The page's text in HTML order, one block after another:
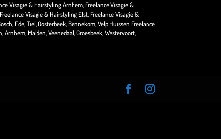
Visagie & Hairstyling Arnhem, Freelance Visagie &
Visagie & Hairstyling Elst, Freelance Visagie &
Ede, Tiel, Oosterbeek, Bennekom, Velp Huissen Freelance
Malden, Veenedaal, Groesbeek, Westervoort,